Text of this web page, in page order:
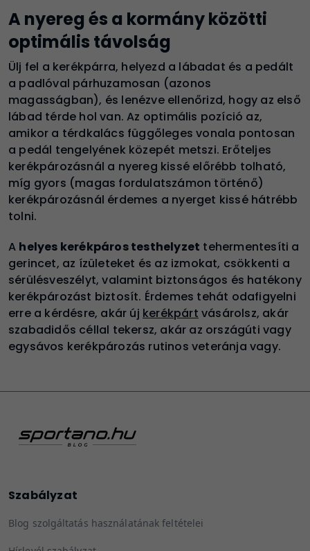
A nyereg és a kormány közötti
optimális távolság
Ülj fel a kerékpárra, helyezd a lábadat és a pedált
a padlóval párhuzamosan (azonos
magasságban), és lenézve ellenőrizd, hogy az első
lábad térde hol van. Az optimális pozíció az,
amikor a térdkalács függőleges vonala pontosan
a pedál tengelyének közepét metszi. Erőteljes
kerékpározásnál a nyereg kissé előrébb tolható,
míg gyors (magas fordulatszámon történő)
kerékpározásnál érdemes a nyerget kissé hátrébb
tolni.
A helyes kerékpáros testhelyzet tehermentesíti a
gerincet, az ízületeket és az izmokat, csökkenti a
sérülésveszélyt, valamint biztonságos és hatékony
kerékpározást biztosít. Érdemes tehát odafigyelni
erre a kérdésre, akár új kerékpárt vásárolsz, akár
szabadidős céllal tekersz, akár az országúti vagy
egysávos kerékpározás rutinos veteránja vagy.
Szabályzat
Blog szolgáltatás használatának feltételei